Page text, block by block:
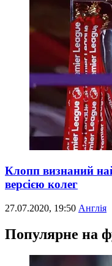
Клопп визнаний
версією колег
27.07.2020, 19:50 Англія
Популярне на